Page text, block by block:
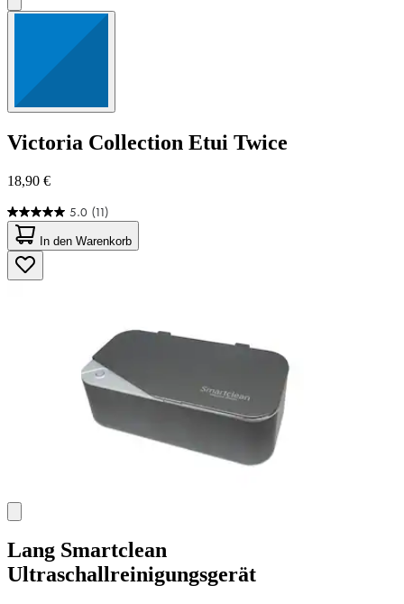
Victoria Collection Etui Twice
18,90 €
5.0 (11)
5.0
von
5
Sternen.
11
In den Warenkorb
Lang Smartclean
Ultraschallreinigungsgerät